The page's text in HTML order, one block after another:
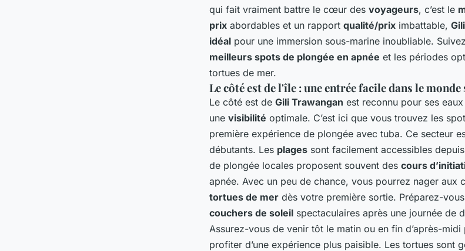
qui fait vraiment battre le cœur des voyageurs, c’est le
prix abordables et un rapport qualité/prix imbattable,
idéal pour une immersion sous-marine inoubliable.
meilleurs spots de plongée en apnée et les périodes
tortues de mer.
Le côté est de l'île : une entrée facile dans le
Le côté est de Gili Trawangan est reconnu pour ses
une visibilité optimale. C’est ici que vous trouvez les
première expérience de plongée avec tuba. Ce secteur
débutants. Les plages sont facilement accessibles
de plongée locales proposent souvent des cours
apnée. Avec un peu de chance, vous pourrez nager aux
tortues de mer dès votre première sortie. Préparez-
couchers de soleil spectaculaires après une journée de
Assurez-vous de venir tôt le matin ou en fin d’après-
profiter d’une expérience plus paisible. Les tortues sont